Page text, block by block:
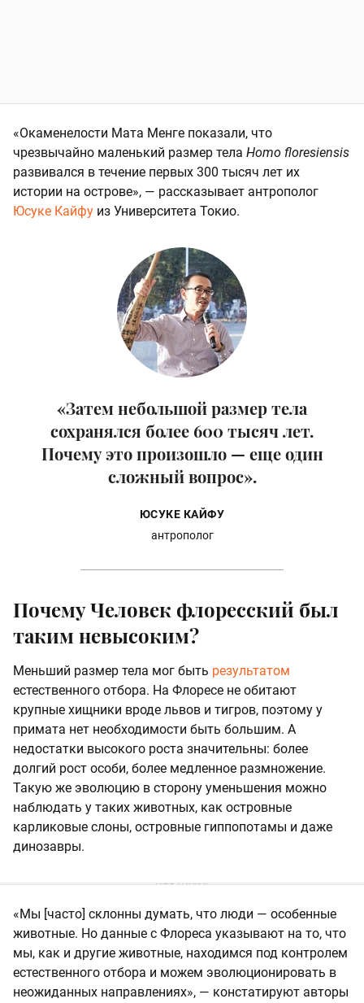
«Окаменелости Мата Менге показали, что
чрезвычайно маленький размер тела Homo floresiensis
развивался в течение первых 300 тысяч лет их
истории на острове», — рассказывает антрополог
Юсуке Кайфу из Университета Токио.
«Затем небольшой размер тела
сохранялся более 600 тысяч лет.
Почему это произошло — еще один
сложный вопрос».
ЮСУКЕ КАЙФУ
антрополог
Почему Человек флоресский был
таким невысоким?
Меньший размер тела мог быть результатом
естественного отбора. На Флоресе не обитают
крупные хищники вроде львов и тигров, поэтому у
примата нет необходимости быть большим. А
недостатки высокого роста значительны: более
долгий рост особи, более медленное размножение.
Такую же эволюцию в сторону уменьшения можно
наблюдать у таких животных, как островные
карликовые слоны, островные гиппопотамы и даже
динозавры.
«Мы [часто] склонны думать, что люди — особенные
животные. Но данные с Флореса указывают на то, что
мы, как и другие животные, находимся под контролем
естественного отбора и можем эволюционировать в
неожиданных направлениях», — констатируют авторы